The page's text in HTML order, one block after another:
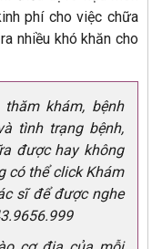
phí cho việc chữa
nhiều khó khăn cho
khám, bệnh
tình trạng bệnh,
được hay không
có thể click Khám
sĩ để được nghe